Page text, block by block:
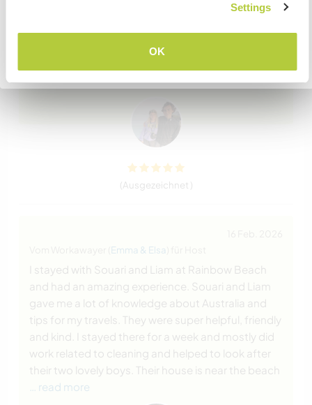
Settings
OK
area, and we felt very comfortable in this lovely
city.
beautiful… read more
(Ausgezeichnet )
Emma & Elsa
I stayed with Souari and Liam at Rainbow Beach
and had an amazing experience. Souari and Liam
gave me a lot of knowledge about Australia and
tips for my travels. They were super helpful, friendly
and kind. I stayed there for a week and mostly did
work related to cleaning and helped to look after
their two lovely boys. Their house is near the beach
… read more